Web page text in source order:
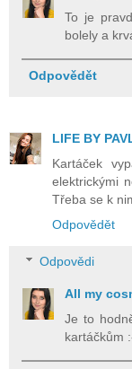
To je
bolely a
Odpovědět
LIFE BY
Kartáček
elektrickými
Třeba se k
Odpovědět
Odpovědi
All my
Je to
kartáčkům